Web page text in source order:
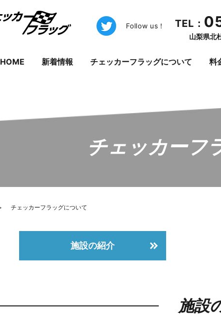
HOME 新着情報 チェッカーフラッグについて 料
Follow us！ TEL：
山梨県北
チェッカーフ
チェッカーフラッグについて
施設の紹介
施設